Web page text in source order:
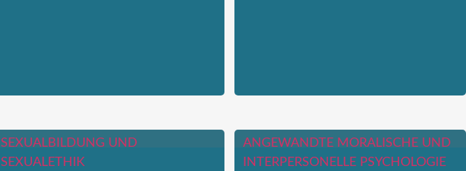
SEXUALBILDUNG UND
SEXUALETHIK
ANGEWANDTE MORALISCHE UND
INTERPERSONELLE PSYCHOLOGIE